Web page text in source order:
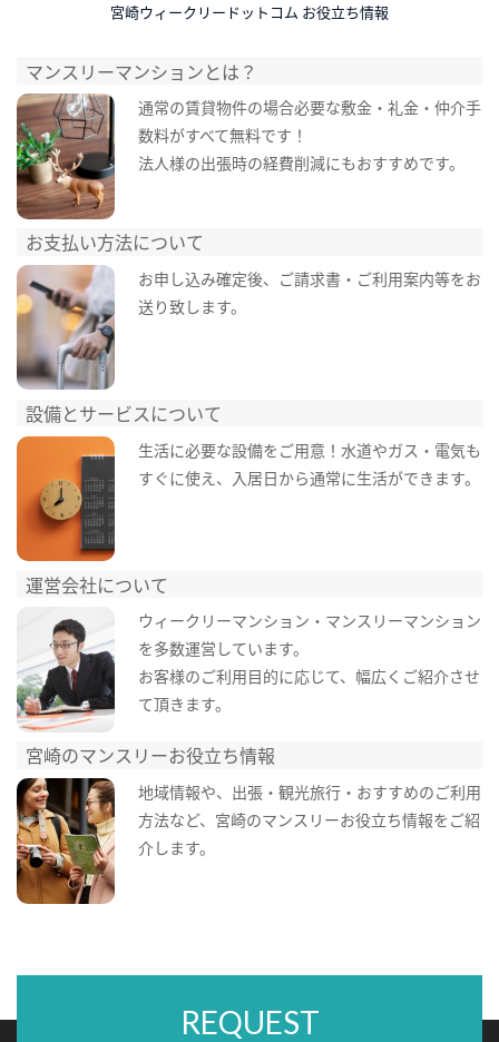
宮崎ウィークリードットコム お役立ち情報
マンスリーマンションとは？
通常の賃貸物件の場合必要な敷金・礼金・仲介手
数料がすべて無料です！
法人様の出張時の経費削減にもおすすめです。
お支払い方法について
お申し込み確定後、ご請求書・ご利用案内等をお
送り致します。
設備とサービスについて
生活に必要な設備をご用意！水道やガス・電気も
すぐに使え、入居日から通常に生活ができます。
運営会社について
ウィークリーマンション・マンスリーマンション
を多数運営しています。
お客様のご利用目的に応じて、幅広くご紹介させ
て頂きます。
宮崎のマンスリーお役立ち情報
地域情報や、出張・観光旅行・おすすめのご利用
方法など、宮崎のマンスリーお役立ち情報をご紹
介します。
REQUEST